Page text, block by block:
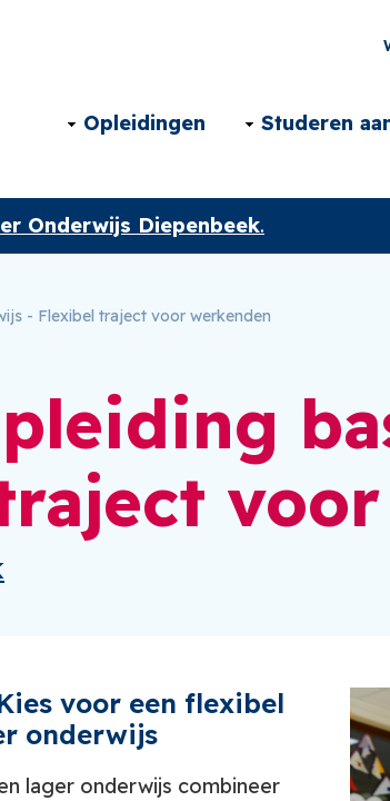
Main
navigation
NL
Opleidingen Studeren
Onderwijs Diepenbeek.
- Flexibel traject voor werkenden
voor een flexibel
onderwijs
lager onderwijs combineer